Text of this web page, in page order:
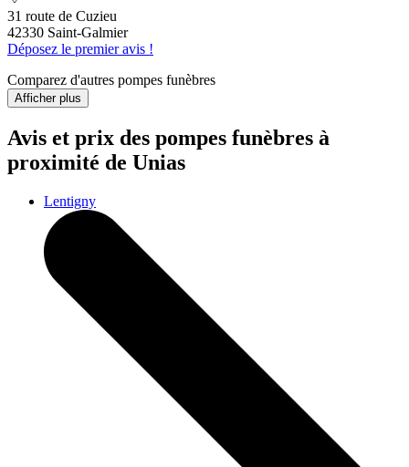
31 route de Cuzieu
42330 Saint-Galmier
Déposez le premier avis !
Comparez d'autres pompes funèbres
Afficher plus
Avis et prix des pompes funèbres à
proximité de Unias
Lentigny